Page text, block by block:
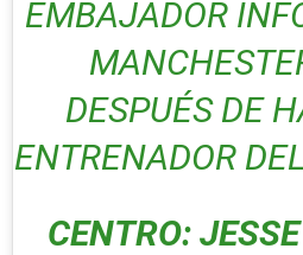
EMBAJADOR
DESPUÉS DE
ENTRENADOR
CENTRO: